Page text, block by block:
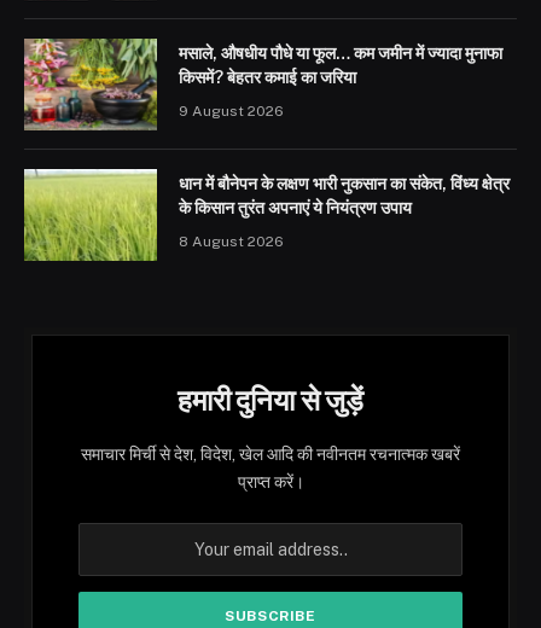
मसाले, औषधीय पौधे या फूल… कम जमीन में ज्यादा मुनाफा
किसमें? बेहतर कमाई का जरिया
9 August 2026
धान में बौनेपन के लक्षण भारी नुकसान का संकेत, विंध्य क्षेत्र
के किसान तुरंत अपनाएं ये नियंत्रण उपाय
8 August 2026
हमारी दुनिया से जुड़ें
समाचार मिर्ची से देश, विदेश, खेल आदि की नवीनतम रचनात्मक खबरें
प्राप्त करें।